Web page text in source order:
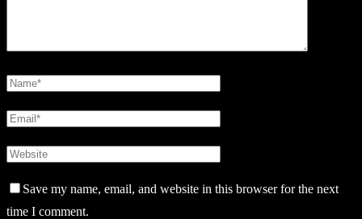
Save my name, email, and website in this browser for the next
time I comment.